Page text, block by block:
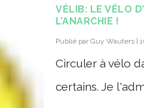
VÉLIB: LE VÉLO
L’ANARCHIE !
Publié parGuy Wauters |
Circuler à vélo
certains. Je